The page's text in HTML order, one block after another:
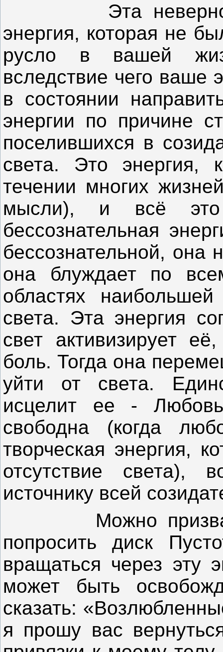
Эта неверно
энергия, которая не
русло в вашей
вследствие чего ваше
в состоянии
энергии по причине
поселившихся в
света. Это энергия,
течении многих
мысли), и всё
бессознательная
бессознательной, она
она блуждает по
областях
света. Эта энергия
свет активизирует
боль. Тогда она
уйти от света.
исцелит ее -
свободна (когда
творческая энергия,
отсутствие света),
источнику всей
Можно призвать
попросить диск
вращаться через эту
может быть
сказать:
я прошу вас